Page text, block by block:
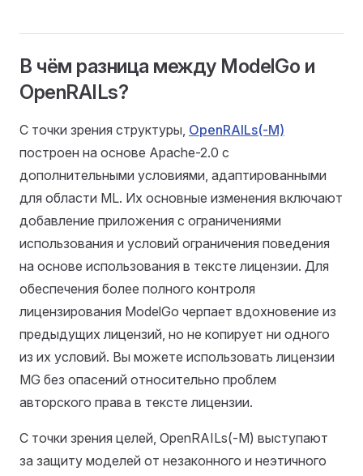
В чём разница между ModelGo и
OpenRAILs?
С точки зрения структуры, OpenRAILs(-M)
построен на основе Apache-2.0 с
дополнительными условиями, адаптированными
для области ML. Их основные изменения включают
добавление приложения с ограничениями
использования и условий ограничения поведения
на основе использования в тексте лицензии. Для
обеспечения более полного контроля
лицензирования ModelGo черпает вдохновение из
предыдущих лицензий, но не копирует ни одного
из их условий. Вы можете использовать лицензии
MG без опасений относительно проблем
авторского права в тексте лицензии.
С точки зрения целей, OpenRAILs(-M) выступают
за защиту моделей от незаконного и неэтичного